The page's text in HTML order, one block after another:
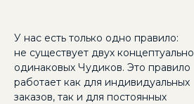
У нас есть только одно правило:
не существует двух концептуально
одинаковых Чудиков. Это правило
работает как для индивидуальных
заказов, так и для постоянных